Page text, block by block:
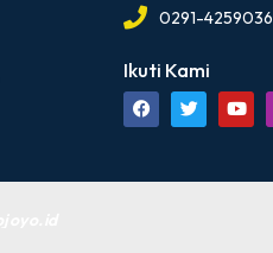
0291-4259036
Ikuti Kami